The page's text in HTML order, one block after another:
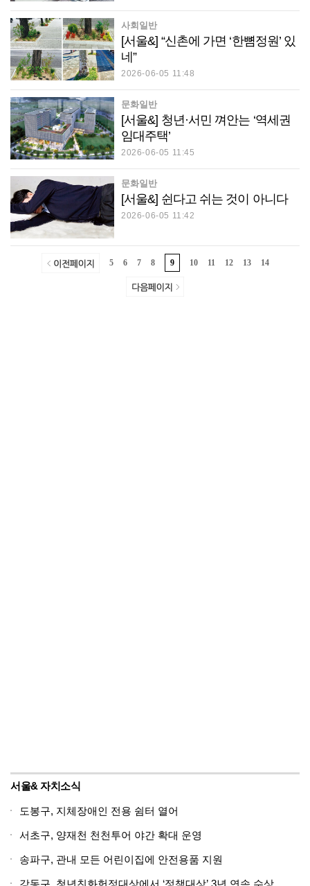
사회일반
[서울&] “신촌에 가면 ‘한뼘정원’ 있
네”
2026-06-05 11:48
문화일반
[서울&] 청년·서민 껴안는 ‘역세권
임대주택’
2026-06-05 11:45
문화일반
[서울&] 쉰다고 쉬는 것이 아니다
2026-06-05 11:42
5 6 7 8 9 10 11 12 13 14
서울& 자치소식
도봉구, 지체장애인 전용 쉼터 열어
서초구, 양재천 천천투어 야간 확대 운영
송파구, 관내 모든 어린이집에 안전용품 지원